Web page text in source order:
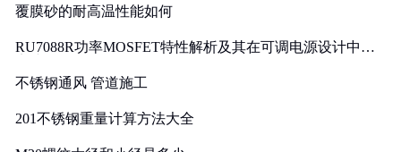
覆膜砂的耐高温性能如何
RU7088R功率MOSFET特性解析及其在可调电源设计中的
不锈钢通风 管道施工
201不锈钢重量计算方法大全